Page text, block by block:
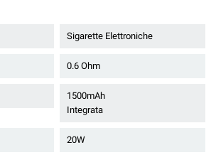
Sigarette Elettroniche
0.6 Ohm
1500mAh
Integrata
20W